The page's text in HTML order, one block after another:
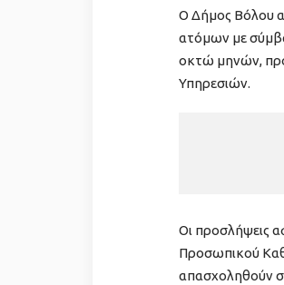
Ο Δήμος Βόλου
ατόμων με
οκτώ μηνών,
Υπηρεσιών.
Οι προσλήψεις
Προσωπικού
απασχοληθούν